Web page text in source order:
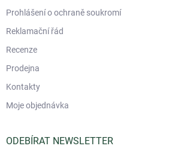
Prohlášení o ochraně soukromí
Reklamační řád
Recenze
Prodejna
Kontakty
Moje objednávka
ODEBÍRAT NEWSLETTER